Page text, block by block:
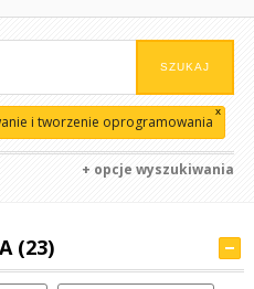
i tworzenie oprogramowania
x
+ opcje wyszukiwania
(23)